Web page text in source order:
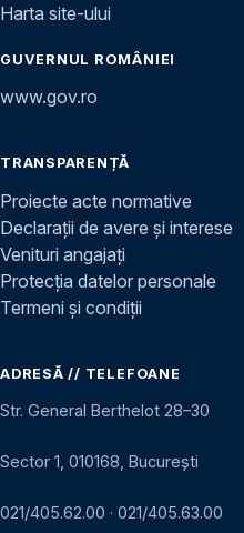
Harta site-ului
GUVERNUL ROMÂNIEI
www.gov.ro
TRANSPARENȚĂ
Proiecte acte normative
Declarații de avere și interese
Venituri angajați
Protecția datelor personale
Termeni și condiții
ADRESĂ // TELEFOANE
Str. General Berthelot 28–30
Sector 1, 010168, București
021/405.62.00 · 021/405.63.00